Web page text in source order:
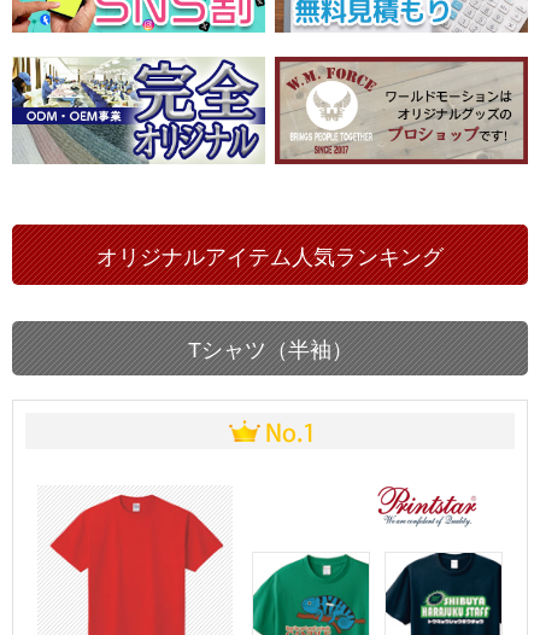
オリジナルアイテム人気ランキング
Tシャツ（半袖）